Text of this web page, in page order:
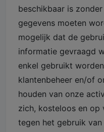
beschikbaar is
gegevens moeten
mogelijk dat de
informatie gevraagd
enkel gebruikt
klantenbeheer en/of
houden van onze
zich, kosteloos en op
tegen het gebruik